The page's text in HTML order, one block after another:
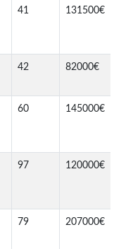
41 131500€
42 82000€
60 145000€
97 120000€
79 207000€